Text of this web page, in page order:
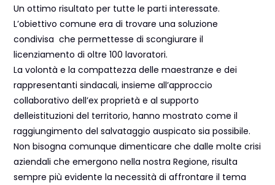
Un ottimo risultato per tutte le parti interessate.
L’obiettivo comune era di trovare una soluzione
condivisa che permettesse di scongiurare il
licenziamento di oltre 100 lavoratori.
La volontà e la compattezza delle maestranze e dei
rappresentanti sindacali, insieme all’approccio
collaborativo dell’ex proprietà e al supporto
delleistituzioni del territorio, hanno mostrato come il
raggiungimento del salvataggio auspicato sia possibile.
Non bisogna comunque dimenticare che dalle molte crisi
aziendali che emergono nella nostra Regione, risulta
sempre più evidente la necessità di affrontare il tema